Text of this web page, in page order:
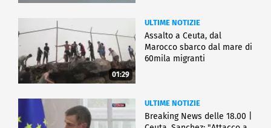
01:29
ULTIME NOTIZIE
Assalto a Ceuta, dal
Marocco sbarco dal mare di
60mila migranti
ULTIME NOTIZIE
Breaking News delle 18.00 |